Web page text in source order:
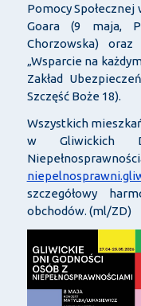
Pomocy Społecznej
Goara (9 maja,
Chorzowska)
„Wsparcie na
Zakład
Szczęść Boże 18).
Wszystkich
w Gliwickich
szczegółowy
obchodów. (ml/ZD)